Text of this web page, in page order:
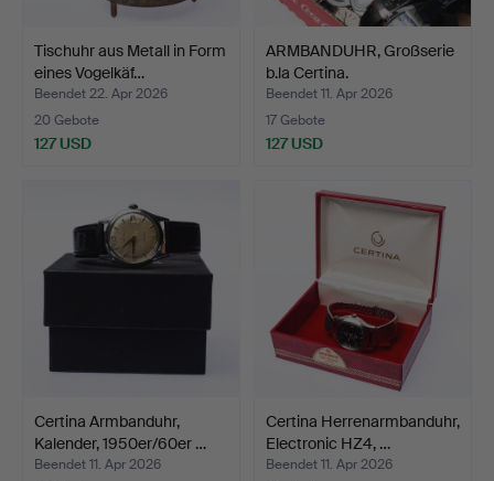
Tischuhr aus Metall in Form
eines Vogelkäf…
Beendet 22. Apr 2026
20 Gebote
127 USD
ARMBANDUHR, Großserie
b.la Certina.
Beendet 11. Apr 2026
17 Gebote
127 USD
Certina Armbanduhr,
Kalender, 1950er/60er …
Beendet 11. Apr 2026
Certina Herrenarmbanduhr,
Electronic HZ4, …
Beendet 11. Apr 2026